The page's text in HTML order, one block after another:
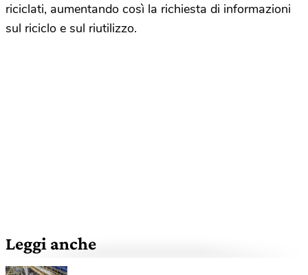
riciclati, aumentando così la richiesta di informazioni
sul riciclo e sul riutilizzo.
Leggi anche